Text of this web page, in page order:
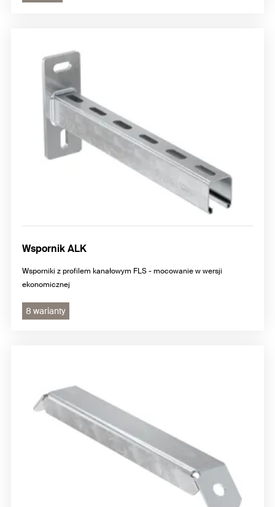
Wspornik ALK
Wsporniki z profilem kanałowym FLS - mocowanie w wersji
ekonomicznej
8 warianty